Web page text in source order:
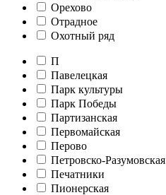
Орехово
Отрадное
Охотный ряд
П
Павелецкая
Парк культуры
Парк Победы
Партизанская
Первомайская
Перово
Петровско-Разумовская
Печатники
Пионерская